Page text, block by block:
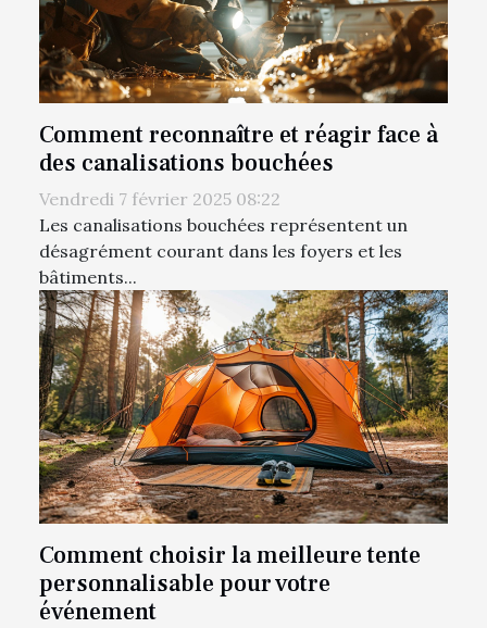
Comment reconnaître et réagir face à
des canalisations bouchées
Vendredi 7 février 2025 08:22
Les canalisations bouchées représentent un
désagrément courant dans les foyers et les
bâtiments...
Comment choisir la meilleure tente
personnalisable pour votre
événement